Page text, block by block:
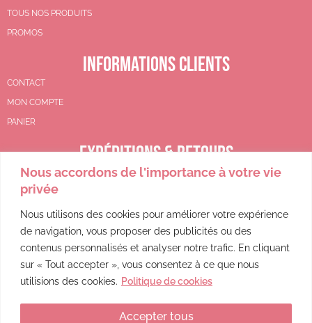
Nous accordons de l'importance à votre vie
privée
Nous utilisons des cookies pour améliorer votre expérience
de navigation, vous proposer des publicités ou des
contenus personnalisés et analyser notre trafic. En cliquant
sur « Tout accepter », vous consentez à ce que nous
utilisions des cookies. Politique de cookies
Accepter tous
TOUS NOS PRODUITS
PROMOS
INFORMATIONS CLIENTS
CONTACT
MON COMPTE
PANIER
EXPÉDITIONS & RETOURS
CGV
POLITIQUE DE REMBOURSEMENT
POLITIQUE DE CONFIDENTIALITÉ
MENTIONS LÉGALES